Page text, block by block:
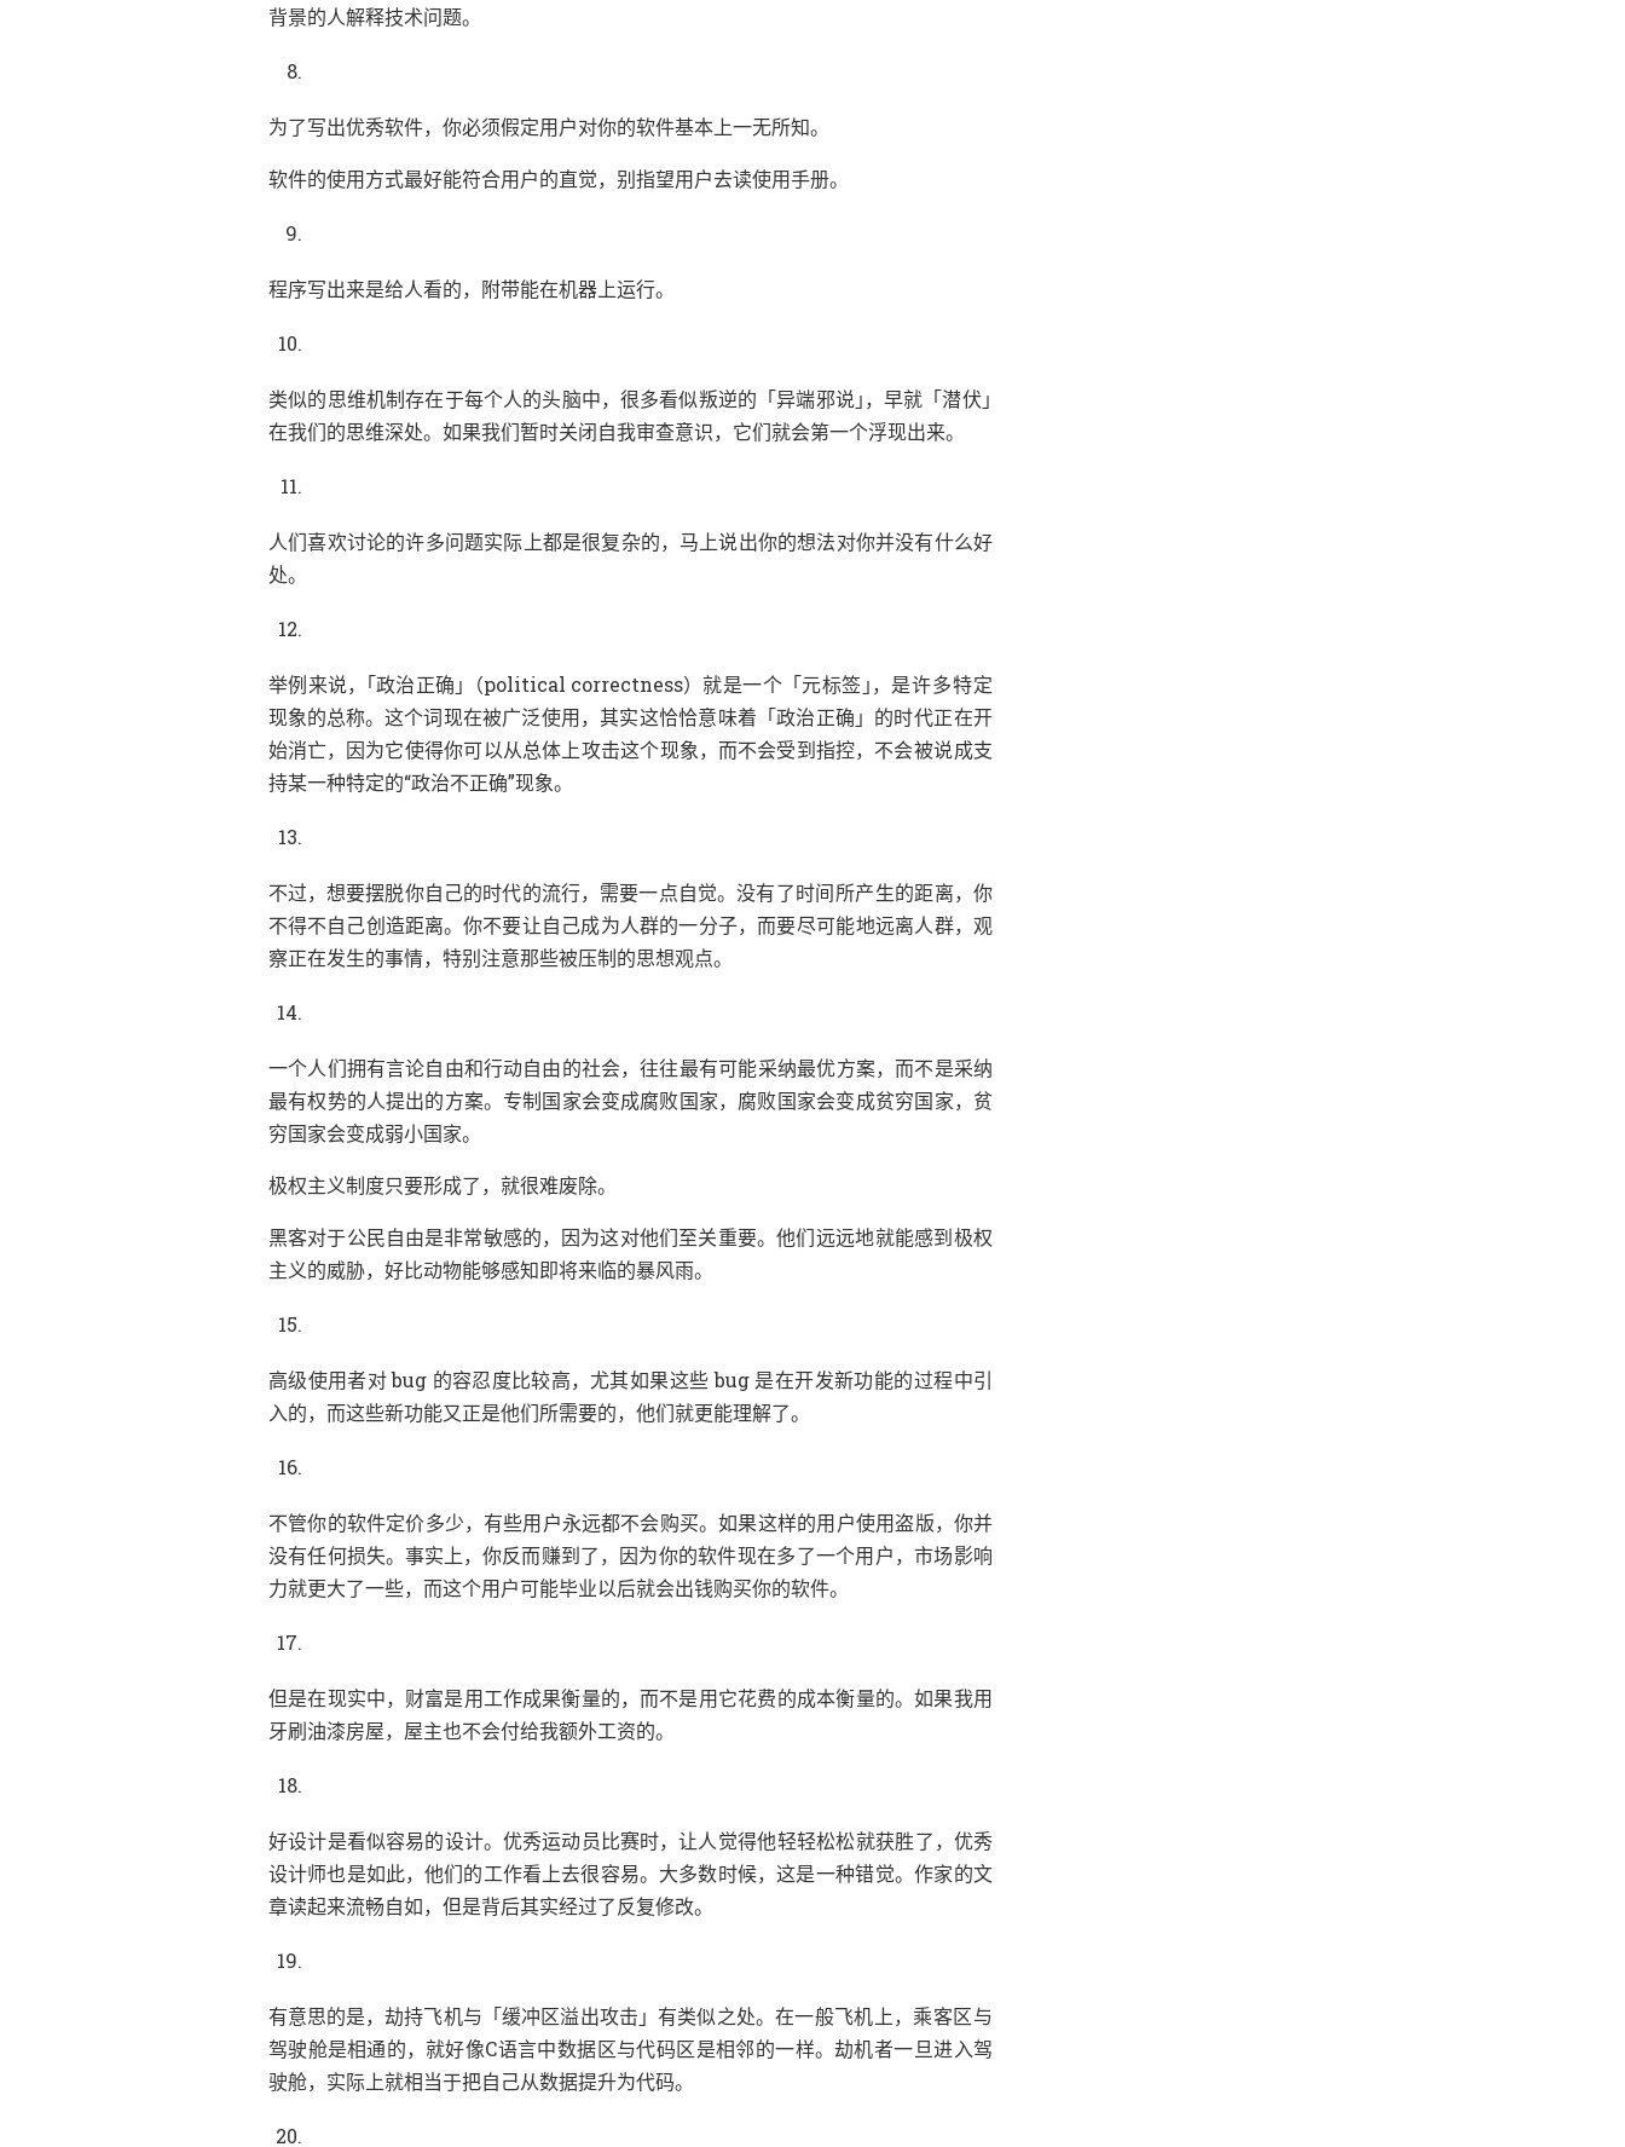
背景的人解释技术问题。
为了写出优秀软件， 你必须假定用户对你的软件基本上一无所知。
软件的使用方式最好能符合用户的直觉， 别指望用户去读使用手册。
程序写出来是给人看的， 附带能在机器上运行。
类似的思维机制存在于每个人的头脑中， 很多看似叛逆的 「异端邪说」， 早就 「潜伏」
在我们的思维深处。 如果我们暂时关闭自我审查意识， 它们就会第一个浮现出来。
人们喜欢讨论的许多问题实际上都是很复杂的， 马上说出你的想法对你并没有什么好
处。
举例来说， 「政治正确 」 （political correctness） 就是一个 「元标签 」， 是许多特定
现象的总称。 这个词现在被广泛使用， 其实这恰恰意味着 「政治正确 」 的时代正在开
始消亡， 因为它使得你可以从总体上攻击这个现象， 而不会受到指控， 不会被说成支
持某一种特定的“政治不正确”现象。
不过， 想要摆脱你自己的时代的流行， 需要一点自觉。 没有了时间所产生的距离， 你
不得不自己创造距离。 你不要让自己成为人群的一分子， 而要尽可能地远离人群， 观
察正在发生的事情， 特别注意那些被压制的思想观点。
一个人们拥有言论自由和行动自由的社会， 往往最有可能采纳最优方案， 而不是采纳
最有权势的人提出的方案。 专制国家会变成腐败国家， 腐败国家会变成贫穷国家， 贫
穷国家会变成弱小国家。
极权主义制度只要形成了， 就很难废除。
黑客对于公民自由是非常敏感的， 因为这对他们至关重要。 他们远远地就能感到极权
主义的威胁， 好比动物能够感知即将来临的暴风雨。
高级使用者对 bug 的容忍度比较高， 尤其如果这些 bug 是在开发新功能的过程中引
入的， 而这些新功能又正是他们所需要的， 他们就更能理解了。
不管你的软件定价多少， 有些用户永远都不会购买。 如果这样的用户使用盗版， 你并
没有任何损失。 事实上， 你反而赚到了， 因为你的软件现在多了一个用户， 市场影响
力就更大了一些， 而这个用户可能毕业以后就会出钱购买你的软件。
但是在现实中， 财富是用工作成果衡量的， 而不是用它花费的成本衡量的。 如果我用
牙刷油漆房屋， 屋主也不会付给我额外工资的。
好设计是看似容易的设计。 优秀运动员比赛时， 让人觉得他轻轻松松就获胜了， 优秀
设计师也是如此， 他们的工作看上去很容易。 大多数时候， 这是一种错觉。 作家的文
章读起来流畅自如， 但是背后其实经过了反复修改。
有意思的是， 劫持飞机与 「缓冲区溢出攻击 」 有类似之处。 在一般飞机上， 乘客区与
驾驶舱是相通的， 就好像C语言中数据区与代码区是相邻的一样。 劫机者一旦进入驾
驶舱， 实际上就相当于把自己从数据提升为代码。